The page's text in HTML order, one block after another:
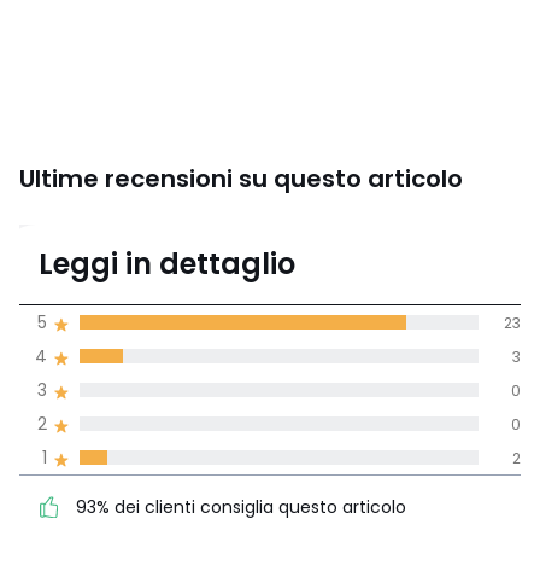
Ultime recensioni su questo articolo
4,6
di media tenendo
conto di tutti i
4 3
5
Leggi in dettaglio
1 2
2 0
3 0
4 3
5 23
93% dei clienti consiglia questo articolo